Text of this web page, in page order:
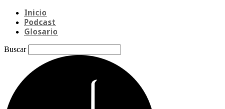
Inicio
Podcast
Glosario
Buscar